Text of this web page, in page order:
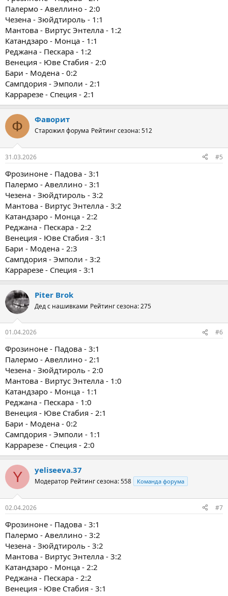
Палермо - Авеллино - 2:0
Чезена - Зюйдтироль - 1:1
Мантова - Виртус Энтелла - 1:2
Катандзаро - Монца - 1:1
Реджана - Пескара - 1:2
Венеция - Юве Стабия - 2:0
Бари - Модена - 0:2
Сампдория - Эмполи - 2:1
Каррарезе - Специя - 2:1
Ф Фаворит
Старожил форума Рейтинг сезона: 512
31.03.2026 #5
Фрозиноне - Падова - 3:1
Палермо - Авеллино - 3:1
Чезена - Зюйдтироль - 3:2
Мантова - Виртус Энтелла - 3:2
Катандзаро - Монца - 2:2
Реджана - Пескара - 2:2
Венеция - Юве Стабия - 3:1
Бари - Модена - 2:3
Сампдория - Эмполи - 3:2
Каррарезе - Специя - 3:1
Piter Brok
Дед с нашивками Рейтинг сезона: 275
01.04.2026 #6
Фрозиноне - Падова - 3:1
Палермо - Авеллино - 2:1
Чезена - Зюйдтироль - 2:0
Мантова - Виртус Энтелла - 1:0
Катандзаро - Монца - 1:1
Реджана - Пескара - 1:0
Венеция - Юве Стабия - 2:1
Бари - Модена - 0:2
Сампдория - Эмполи - 1:1
Каррарезе - Специя - 2:0
Y yeliseeva.37
Модератор Рейтинг сезона: 558 Команда форума
02.04.2026 #7
Фрозиноне - Падова - 3:1
Палермо - Авеллино - 3:2
Чезена - Зюйдтироль - 3:2
Мантова - Виртус Энтелла - 3:2
Катандзаро - Монца - 2:2
Реджана - Пескара - 2:2
Венеция - Юве Стабия - 3:1